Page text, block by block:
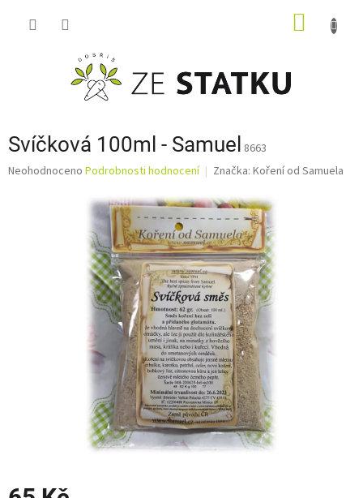
Svíčková 100ml - Samuel 8663
Průměrné
Neohodnoceno Podrobnosti hodnocení Značka: Koření od Samuela